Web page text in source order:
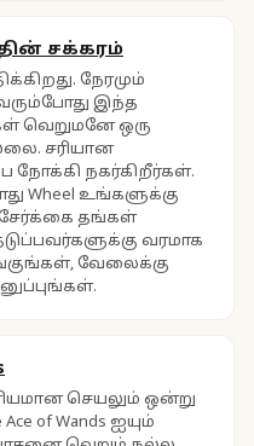
சக்கரம்
நேரமும்
இந்த
வெறுமனே ஒரு
சரியான
நோக்கி நகர்கிறீர்கள்.
Wheel உங்களுக்கு
சேர்க்கை தங்கள்
வரமாக
வேலைக்கு
செயலும் ஒன்று
of Wands ஐயும்